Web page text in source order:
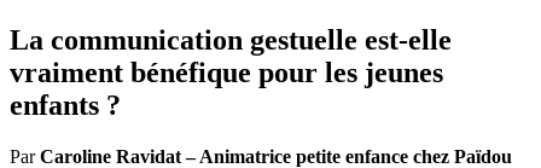
La communication gestuelle est-elle
vraiment bénéfique pour les jeunes
enfants ?
ParCaroline Ravidat – Animatrice petite enfance chez Païdou